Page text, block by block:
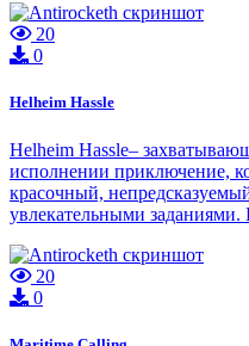
20
0
Helheim Hassle
Helheim Hassle–
исполнении приключение,
красочный,
увлекательными
20
0